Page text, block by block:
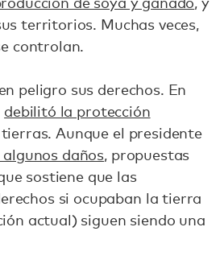
territorios. Muchas veces,
controlan.
peligro sus derechos. En
debilitó la protección
Aunque el presidente
daños, propuestas
sostiene que las
si ocupaban la tierra
actual) siguen siendo una